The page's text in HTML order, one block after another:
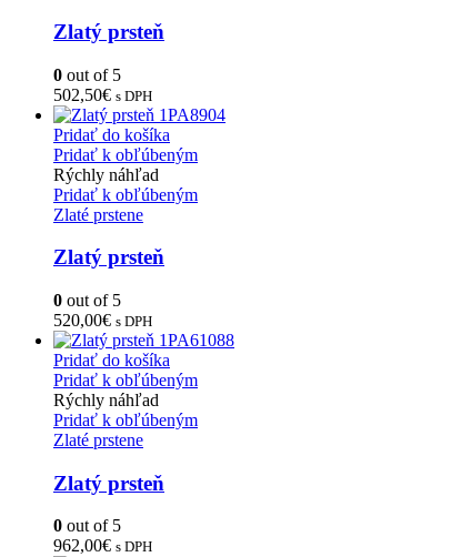
Zlatý prsteň
0 out of 5
502,50€ s DPH
Pridať do košíka
Pridať k obľúbeným
Rýchly náhľad
Pridať k obľúbeným
Zlaté prstene
Zlatý prsteň
0 out of 5
520,00€ s DPH
Pridať do košíka
Pridať k obľúbeným
Rýchly náhľad
Pridať k obľúbeným
Zlaté prstene
Zlatý prsteň
0 out of 5
962,00€ s DPH